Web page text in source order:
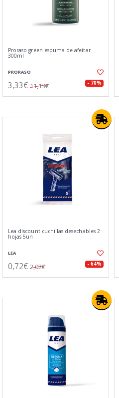
Proraso green espuma de afeitar
300ml
PRORASO
3,33€ 11,13€ - 70%
Lea discount cuchillas desechables 2
hojas 5un
LEA
0,72€ 2,02€ - 64%